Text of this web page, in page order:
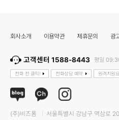
회사소개 이용약관 제휴문의 광
고객센터 1588-8443 평일
전화 전 클릭! 전화상담 예약 원격지원
(주)비즈폼 서울특별시 강남구 역삼로